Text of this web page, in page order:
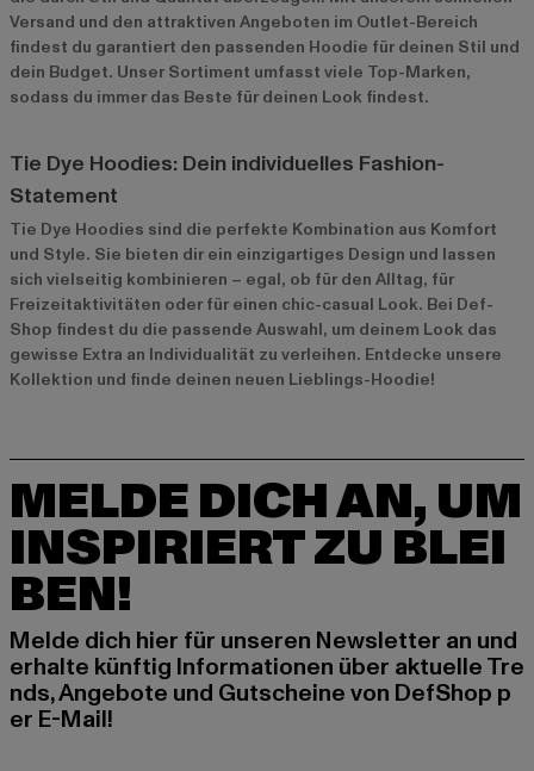
Versand und den attraktiven Angeboten im Outlet-Bereich
findest du garantiert den passenden Hoodie für deinen Stil und
dein Budget. Unser Sortiment umfasst viele Top-Marken,
sodass du immer das Beste für deinen Look findest.
Tie Dye Hoodies: Dein individuelles Fashion-
Statement
Tie Dye Hoodies sind die perfekte Kombination aus Komfort
und Style. Sie bieten dir ein einzigartiges Design und lassen
sich vielseitig kombinieren – egal, ob für den Alltag, für
Freizeitaktivitäten oder für einen chic-casual Look. Bei Def-
Shop findest du die passende Auswahl, um deinem Look das
gewisse Extra an Individualität zu verleihen. Entdecke unsere
Kollektion und finde deinen neuen Lieblings-Hoodie!
MELDE DICH AN, UM
INSPIRIERT ZU BLEI
BEN!
Melde dich hier für unseren Newsletter an und
erhalte künftig Informationen über aktuelle Tre
nds, Angebote und Gutscheine von DefShop p
er E-Mail!